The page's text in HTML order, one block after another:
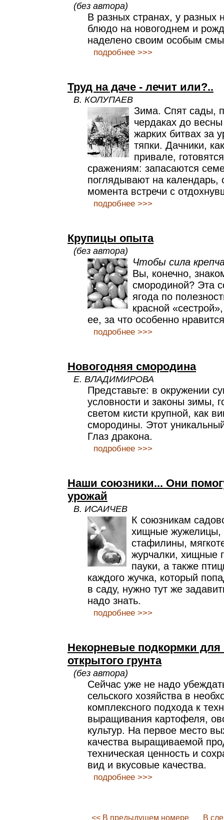
(без автора)
В разных странах, у разных
блюдо на новогоднем и
наделено своим особым
подробнее >>>
Труд на даче - лечит или?..
В. КОЛУПАЕВ
Зима. Спят сады,
чердаках до
жарких битвах за
тяпки. Дачники,
привале,
сражениям: запасаются
поглядывают на календарь,
момента встречи с
подробнее >>>
Крупицы опыта
(без автора)
Чтобы сила
Вы, конечно,
смородиной? Эта
ягода по
красной
ее, за что особенно
подробнее >>>
Новогодняя смородина
Е. ВЛАДИМИРОВА
Представьте: в окружении
условности и законы зимы,
светом кисти крупной, как
смородины. Этот
Глаз дракона.
подробнее >>>
Наши союзники... Они
урожай
В. ИСАИЧЕВ
К союзникам
хищные жужелицы,
стафилины,
журчалки, хищные
пауки, а также
каждого жучка, который
в саду, нужно тут же
надо знать.
подробнее >>>
Некорневые подкормки для
открытого грунта
(без автора)
Сейчас уже не надо
сельского хозяйства в
комплексного подхода к
выращивания картофеля,
культур. На первое место
качества выращиваемой
техническая ценность и
вид и вкусовые качества.
подробнее >>>
<< В предыдущем номере В